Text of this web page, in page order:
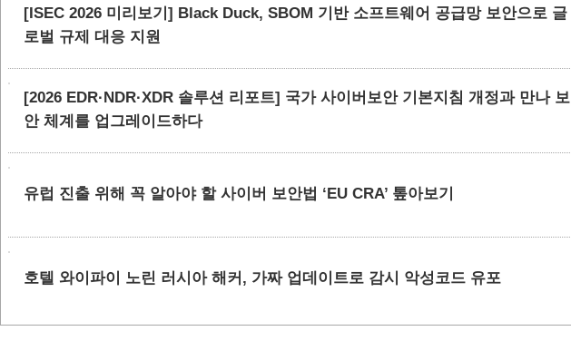
[ISEC 2026 미리보기] Black Duck, SBOM 기반 소프트웨어 공급망 보안으로 글
로벌 규제 대응 지원
[2026 EDR·NDR·XDR 솔루션 리포트] 국가 사이버보안 기본지침 개정과 만나 보
안 체계를 업그레이드하다
유럽 진출 위해 꼭 알아야 할 사이버 보안법 ‘EU CRA’ 톺아보기
호텔 와이파이 노린 러시아 해커, 가짜 업데이트로 감시 악성코드 유포